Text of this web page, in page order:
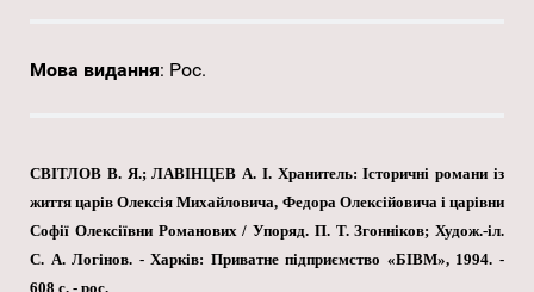
Мова видання: Рос.
СВІТЛОВ В. Я.; ЛАВІНЦЕВ А. І. Хранитель: Історичні романи із
життя царів Олексія Михайловича, Федора Олексійовича і царівни
Софії Олексіївни Романових / Упоряд. П. Т. Згонніков; Худож.-іл.
С. А. Логінов. - Харків: Приватне підприємство «БІВМ», 1994. -
608 с. - рос.